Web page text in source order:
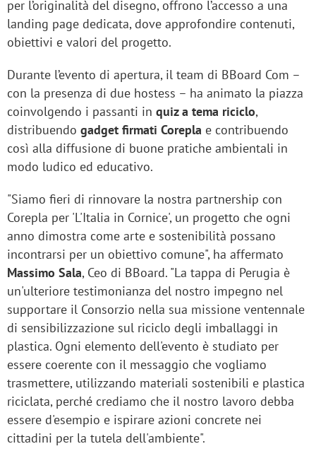
per l’originalità del disegno, offrono l’accesso a una
landing page dedicata, dove approfondire contenuti,
obiettivi e valori del progetto.
Durante l’evento di apertura, il team di BBoard Com –
con la presenza di due hostess – ha animato la piazza
coinvolgendo i passanti in quiz a tema riciclo,
distribuendo gadget firmati Corepla e contribuendo
così alla diffusione di buone pratiche ambientali in
modo ludico ed educativo.
"Siamo fieri di rinnovare la nostra partnership con
Corepla per 'L'Italia in Cornice', un progetto che ogni
anno dimostra come arte e sostenibilità possano
incontrarsi per un obiettivo comune", ha affermato
Massimo Sala, Ceo di BBoard. "La tappa di Perugia è
un'ulteriore testimonianza del nostro impegno nel
supportare il Consorzio nella sua missione ventennale
di sensibilizzazione sul riciclo degli imballaggi in
plastica. Ogni elemento dell'evento è studiato per
essere coerente con il messaggio che vogliamo
trasmettere, utilizzando materiali sostenibili e plastica
riciclata, perché crediamo che il nostro lavoro debba
essere d'esempio e ispirare azioni concrete nei
cittadini per la tutela dell'ambiente".